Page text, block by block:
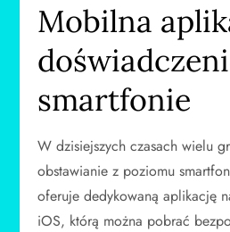
Mobilna
smartfonie
W dzisiejszych czasach wielu
obstawianie z poziomu
oferuje dedykowaną aplikację
iOS, którą można pobrać